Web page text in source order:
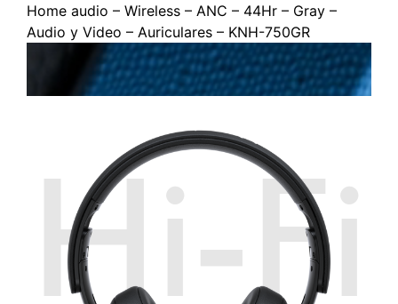
Home audio – Wireless – ANC – 44Hr – Gray –
Audio y Video – Auriculares – KNH-750GR